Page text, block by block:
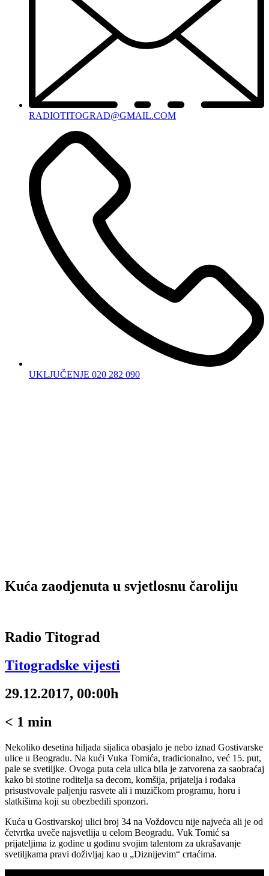
RADIOTITOGRAD@GMAIL.COM
UKLJUČENJE 020 282 090
Kuća zaodjenuta u svjetlosnu čaroliju
Radio Titograd
Titogradske vijesti
29.12.2017, 00:00h
< 1 min
Nekoliko desetina hiljada sijalica obasjalo je nebo iznad Gostivarske
ulice u Beogradu. Na kući Vuka Tomića, tradicionalno, već 15. put,
pale se svetiljke. Ovoga puta cela ulica bila je zatvorena za saobraćaj
kako bi stotine roditelja sa decom, komšija, prijatelja i rođaka
prisustvovale paljenju rasvete ali i muzičkom programu, horu i
slatkišima koji su obezbedili sponzori.
Kuća u Gostivarskoj ulici broj 34 na Voždovcu nije najveća ali je od
četvrtka uveče najsvetlija u celom Beogradu. Vuk Tomić sa
prijateljima iz godine u godinu svojim talentom za ukrašavanje
svetiljkama pravi doživljaj kao u „Diznijevim“ crtaćima.